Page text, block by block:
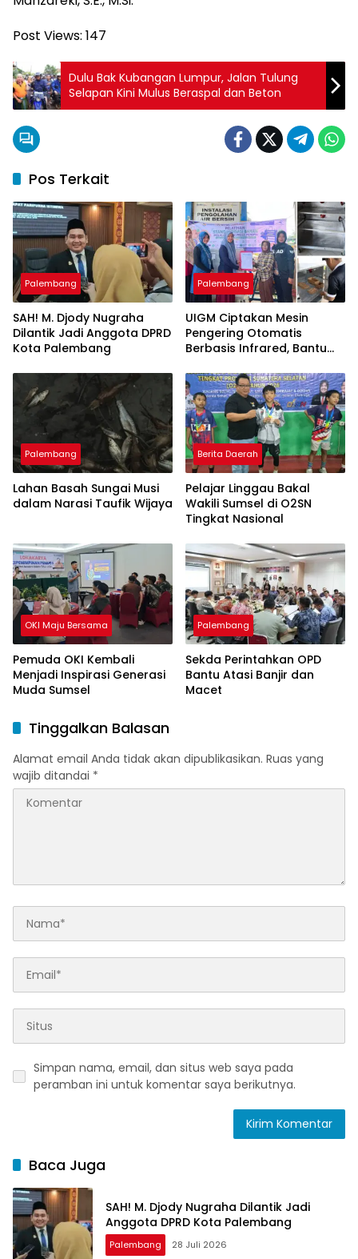
Post Views: 147
Dulu Bak Kubangan Lumpur, Jalan Tulung
Selapan Kini Mulus Beraspal dan Beton
Pos Terkait
Palembang
SAH! M. Djody Nugraha
Dilantik Jadi Anggota DPRD
Kota Palembang
Palembang
UIGM Ciptakan Mesin
Pengering Otomatis
Berbasis Infrared, Bantu
Pulau Kemaro
Palembang
Lahan Basah Sungai Musi
dalam Narasi Taufik Wijaya
Berita Daerah
Pelajar Linggau Bakal
Wakili Sumsel di O2SN
Tingkat Nasional
OKI Maju Bersama
Pemuda OKI Kembali
Menjadi Inspirasi Generasi
Muda Sumsel
Palembang
Sekda Perintahkan OPD
Bantu Atasi Banjir dan
Macet
Tinggalkan Balasan
Alamat email Anda tidak akan dipublikasikan. Ruas yang
wajib ditandai *
Simpan nama, email, dan situs web saya pada
peramban ini untuk komentar saya berikutnya.
Baca Juga
SAH! M. Djody Nugraha Dilantik Jadi
Anggota DPRD Kota Palembang
Palembang 28 Juli 2026